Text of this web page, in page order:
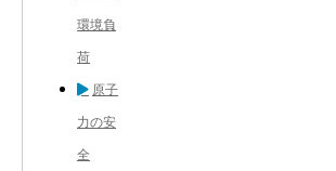
環境負
荷
原子
力の安
全